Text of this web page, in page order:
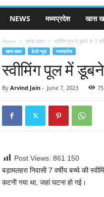
NEWS मध्यप्रदेश खास
Home खास खबर स्वीमिंग पूल में डूबने से 7
खास खबर डेली न्यूज़ मध्यप्रदेश
स्वीमिंग पूल में
By Arvind Jain- June 7, 2023 75
Post Views: 861 150
बड़ामलहरा निवासी 7 वर्षीय बच्चे की
कटनी गया था, जहां घटना हो गई।